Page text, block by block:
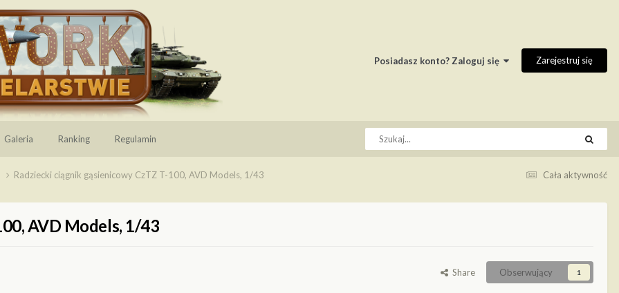
Posiadasz konto? Zaloguj się Zarejestruj się
Galeria Ranking Regulamin
Cała aktywność
Radziecki ciągnik gąsienicowy CzTZ T-100, AVD Models, 1/43
AVD Models, 1/43
Share Obserwujący 1